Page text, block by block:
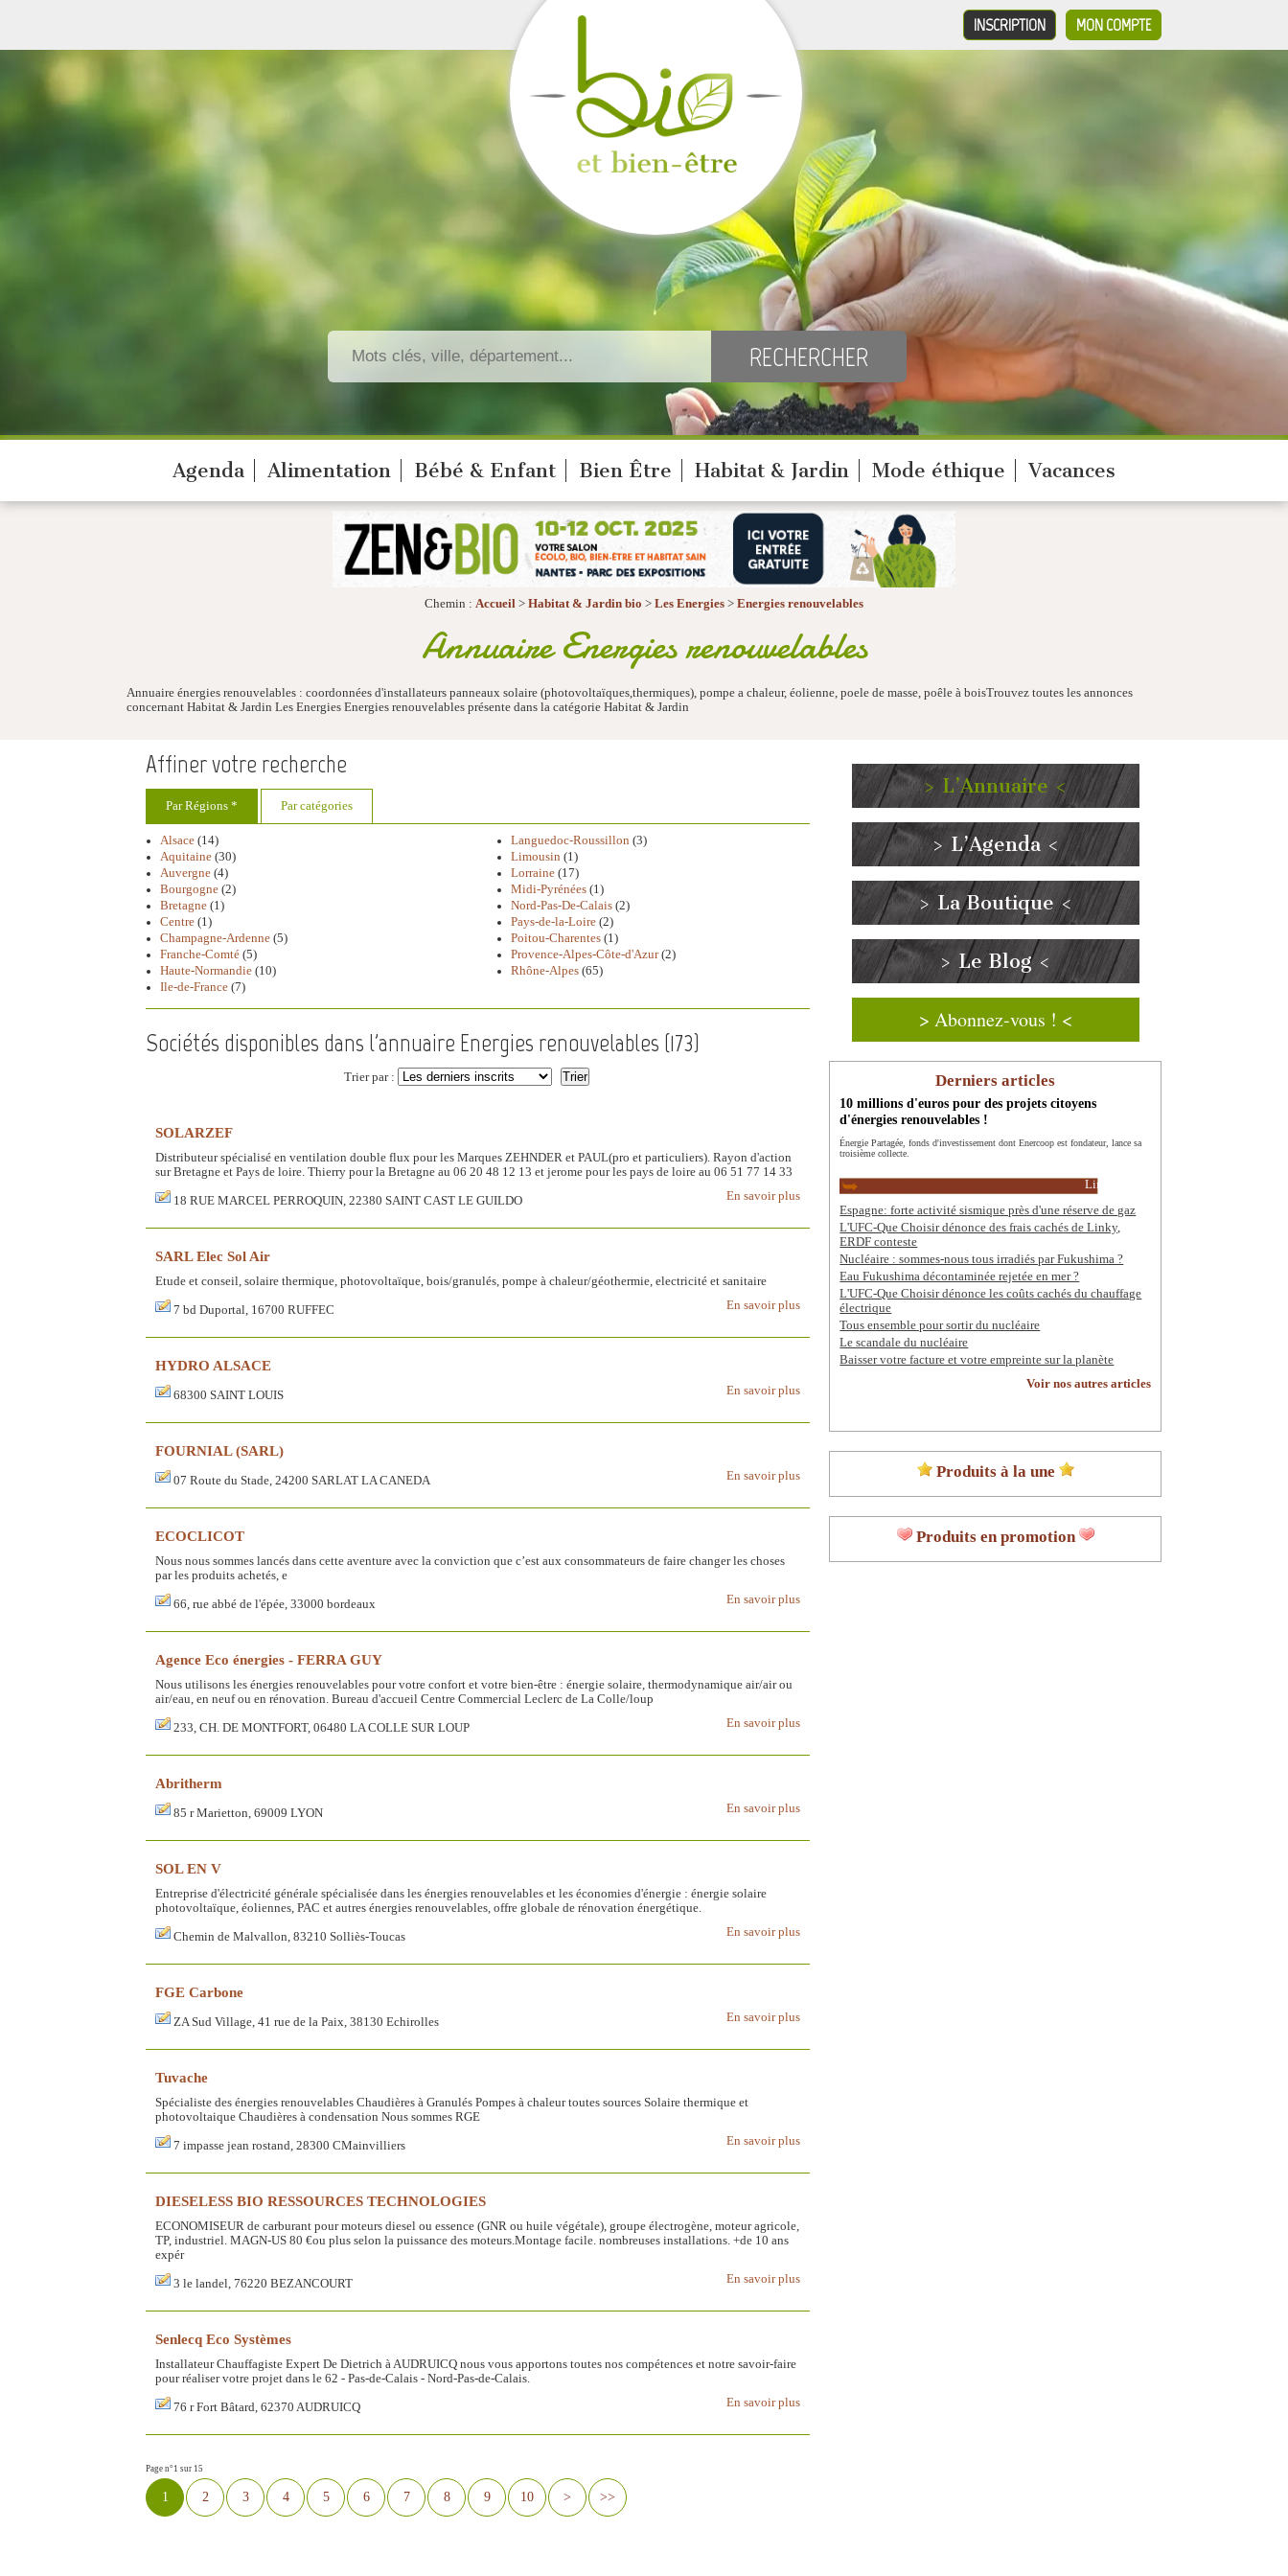
MON COMPTE
INSCRIPTION
Agenda Alimentation Bébé & Enfant Bien Être Habitat & Jardin Mode éthique Vacances
Chemin : Accueil > Habitat & Jardin bio > Les Energies > Energies renouvelables
Annuaire Energies renouvelables
Annuaire énergies renouvelables : coordonnées d'installateurs panneaux solaire (photovoltaïques,thermiques), pompe a chaleur, éolienne, poele de masse, poêle à boisTrouvez toutes les annonces
concernant Habitat & Jardin Les Energies Energies renouvelables présente dans la catégorie Habitat & Jardin
Affiner votre recherche
Par Régions * Par catégories
Alsace (14)
Aquitaine (30)
Auvergne (4)
Bourgogne (2)
Bretagne (1)
Centre (1)
Champagne-Ardenne (5)
Franche-Comté (5)
Haute-Normandie (10)
Ile-de-France (7)
Languedoc-Roussillon (3)
Limousin (1)
Lorraine (17)
Midi-Pyrénées (1)
Nord-Pas-De-Calais (2)
Pays-de-la-Loire (2)
Poitou-Charentes (1)
Provence-Alpes-Côte-d'Azur(2)
Rhône-Alpes (65)
Sociétés disponibles dans l'annuaire Energies renouvelables (173)
Trier par :
SOLARZEF
Distributeur spécialisé en ventilation double flux pour les Marques ZEHNDER et PAUL(pro et particuliers). Rayon d'action
sur Bretagne et Pays de loire. Thierry pour la Bretagne au 06 20 48 12 13 et jerome pour les pays de loire au 06 51 77 14 33
En savoir plus
18 RUE MARCEL PERROQUIN, 22380 SAINT CAST LE GUILDO
SARL Elec Sol Air
Etude et conseil, solaire thermique, photovoltaïque, bois/granulés, pompe à chaleur/géothermie, electricité et sanitaire
En savoir plus
7 bd Duportal, 16700 RUFFEC
HYDRO ALSACE
En savoir plus
68300 SAINT LOUIS
FOURNIAL (SARL)
En savoir plus
07 Route du Stade, 24200 SARLAT LA CANEDA
ECOCLICOT
Nous nous sommes lancés dans cette aventure avec la conviction que c’est aux consommateurs de faire changer les choses
par les produits achetés, e
En savoir plus
66, rue abbé de l'épée, 33000 bordeaux
Agence Eco énergies - FERRA GUY
Nous utilisons les énergies renouvelables pour votre confort et votre bien-être : énergie solaire, thermodynamique air/air ou
air/eau, en neuf ou en rénovation. Bureau d'accueil Centre Commercial Leclerc de La Colle/loup
En savoir plus
233, CH. DE MONTFORT, 06480 LA COLLE SUR LOUP
Abritherm
En savoir plus
85 r Marietton, 69009 LYON
SOL EN V
Entreprise d'électricité générale spécialisée dans les énergies renouvelables et les économies d'énergie : énergie solaire
photovoltaïque, éoliennes, PAC et autres énergies renouvelables, offre globale de rénovation énergétique.
En savoir plus
Chemin de Malvallon, 83210 Solliès-Toucas
FGE Carbone
En savoir plus
ZA Sud Village, 41 rue de la Paix, 38130 Echirolles
Tuvache
Spécialiste des énergies renouvelables Chaudières à Granulés Pompes à chaleur toutes sources Solaire thermique et
photovoltaique Chaudières à condensation Nous sommes RGE
En savoir plus
7 impasse jean rostand, 28300 CMainvilliers
DIESELESS BIO RESSOURCES TECHNOLOGIES
ECONOMISEUR de carburant pour moteurs diesel ou essence (GNR ou huile végétale), groupe électrogène, moteur agricole,
TP, industriel. MAGN-US 80 €ou plus selon la puissance des moteurs.Montage facile. nombreuses installations. +de 10 ans
expér
En savoir plus
3 le landel, 76220 BEZANCOURT
Senlecq Eco Systèmes
Installateur Chauffagiste Expert De Dietrich à AUDRUICQ nous vous apportons toutes nos compétences et notre savoir-faire
pour réaliser votre projet dans le 62 - Pas-de-Calais - Nord-Pas-de-Calais.
En savoir plus
76 r Fort Bâtard, 62370 AUDRUICQ
Page n°1 sur 15
1 2 3 4 5 6 7 8 9 10 > >>
> L’Annuaire <
> L’Agenda <
> La Boutique <
> Le Blog <
> Abonnez-vous ! <
Derniers articles
10 millions d'euros pour des projets citoyens
d'énergies renouvelables !
Énergie Partagée, fonds d'investissement dont Enercoop est fondateur, lance sa
troisième collecte.
Lire la suite
Espagne: forte activité sismique près d'une réserve de gaz
L'UFC-Que Choisir dénonce des frais cachés de Linky,
ERDF conteste
Nucléaire : sommes-nous tous irradiés par Fukushima ?
Eau Fukushima décontaminée rejetée en mer ?
L'UFC-Que Choisir dénonce les coûts cachés du chauffage
électrique
Tous ensemble pour sortir du nucléaire
Le scandale du nucléaire
Baisser votre facture et votre empreinte sur la planète
Voir nos autres articles
Produits à la une
Produits en promotion